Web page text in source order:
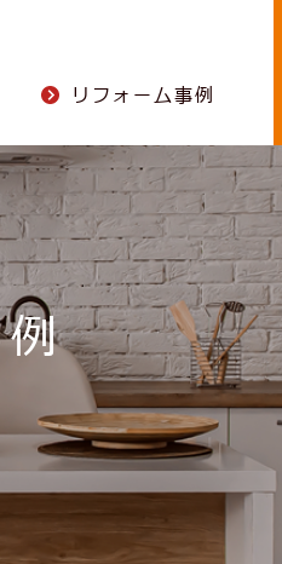
リフォーム事例